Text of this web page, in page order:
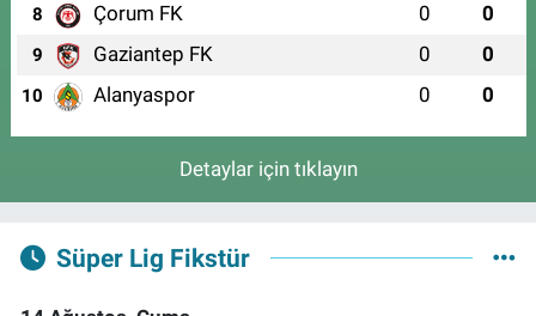
8 Çorum FK 0 0
9 Gaziantep FK 0 0
10 Alanyaspor 0 0
Detaylar için tıklayın
Süper Lig Fikstür